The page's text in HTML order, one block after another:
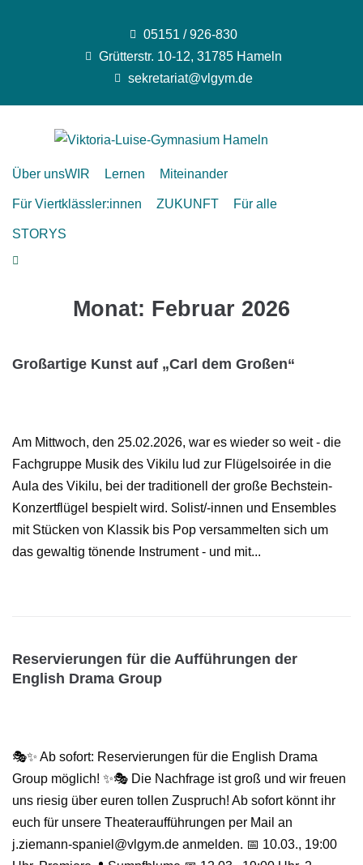
05151 / 926-830
Grütterstr. 10-12, 31785 Hameln
sekretariat@vlgym.de
Über unsWIR Lernen Miteinander
Für Viertklässler:innen ZUKUNFT Für alle
STORYS
Monat: Februar 2026
Großartige Kunst auf „Carl dem Großen“
Am Mittwoch, den 25.02.2026, war es wieder so weit - die
Fachgruppe Musik des Vikilu lud zur Flügelsoirée in die
Aula des Vikilu, bei der traditionell der große Bechstein-
Konzertflügel bespielt wird. Solist/-innen und Ensembles
mit Stücken von Klassik bis Pop versammelten sich um
das gewaltig tönende Instrument - und mit...
Reservierungen für die Aufführungen der
English Drama Group
🎭✨ Ab sofort: Reservierungen für die English Drama
Group möglich! ✨🎭 Die Nachfrage ist groß und wir freuen
uns riesig über euren tollen Zuspruch! Ab sofort könnt ihr
euch für unsere Theateraufführungen per Mail an
j.ziemann-spaniel@vlgym.de anmelden. 📅 10.03., 19:00